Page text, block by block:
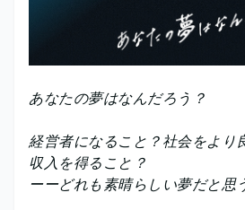
あなたの夢はなんだろう？
経営者になること？社会をより
収入を得ること？
ーーどれも素晴らしい夢だと思